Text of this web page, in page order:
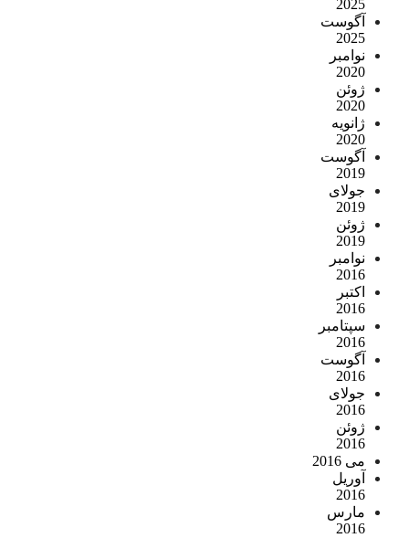
2025
آگوست
2025
نوامبر
2020
ژوئن
2020
ژانویه
2020
آگوست
2019
جولای
2019
ژوئن
2019
نوامبر
2016
اکتبر
2016
سپتامبر
2016
آگوست
2016
جولای
2016
ژوئن
2016
می 2016
آوریل
2016
مارس
2016